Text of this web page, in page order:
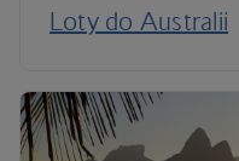
Loty do Australii